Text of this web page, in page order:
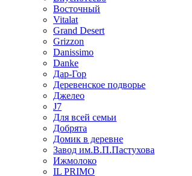
Восточный
Vitalat
Grand Desert
Grizzon
Danissimo
Danke
Дар-Гор
Деревенское подворье
Джелео
J7
Для всей семьи
Добрята
Домик в деревне
Завод им.В.П.Пастухова
Ижмолоко
IL PRIMO